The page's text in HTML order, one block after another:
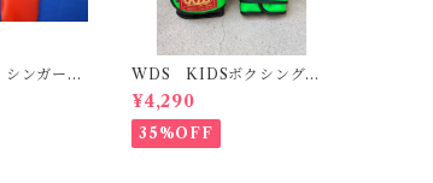
ンガード
WDS KIDSボクシンググ
ローブ M
¥4,290
35%OFF